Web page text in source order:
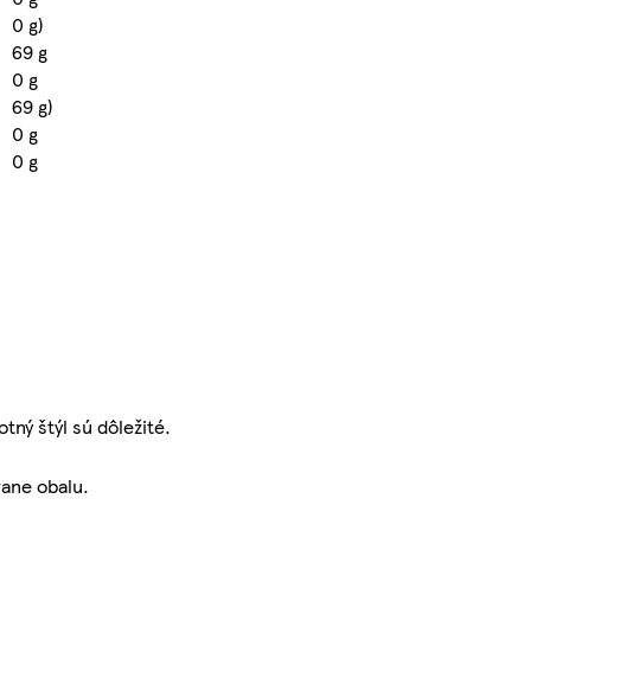
0 g)
69 g
0 g
69 g)
0 g
0 g
štýl sú dôležité.
obalu.